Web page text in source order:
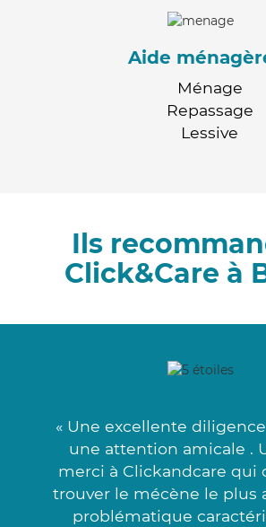
Aide
Ménage
Repassage
Lessive
Ils
Click&Care à
« Une excellente
une attention amicale .
merci à Clickandcare qui
trouver le mécène le plus
problématique